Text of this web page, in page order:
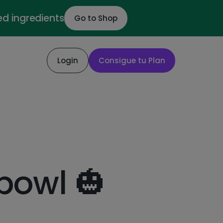
ingredients Go to Shop
Login Consigue tu Plan
🎃